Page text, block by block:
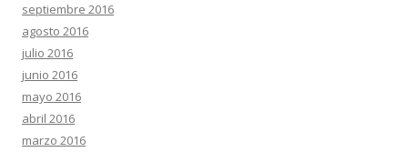
septiembre 2016
agosto 2016
julio 2016
junio 2016
mayo 2016
abril 2016
marzo 2016